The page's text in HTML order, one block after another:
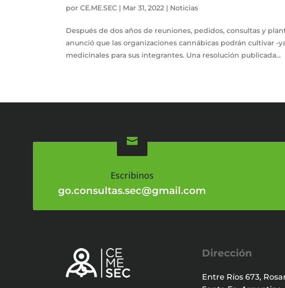
porCE.ME.SEC | Mar 31, 2022 | Noticias
Después de dos años de reuniones, pedidos, consultas y
anunció que las organizaciones cannábicas podrán cultivar
medicinales para sus integrantes. Una resolución publicada...

Escribinos
go.consultas.sec@gmail.com
Dirección
Entre Ríos 673,